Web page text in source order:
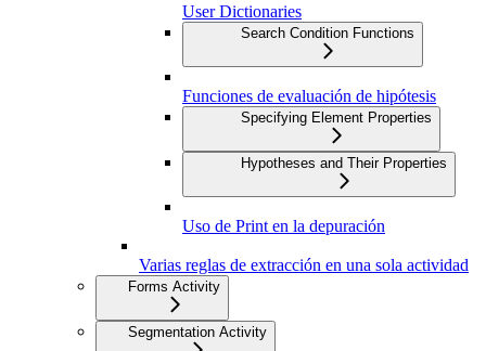
User Dictionaries
Search Condition Functions
Funciones de evaluación de hipótesis
Specifying Element Properties
Hypotheses and Their Properties
Uso de Print en la depuración
Varias reglas de extracción en una sola actividad
Forms Activity
Segmentation Activity